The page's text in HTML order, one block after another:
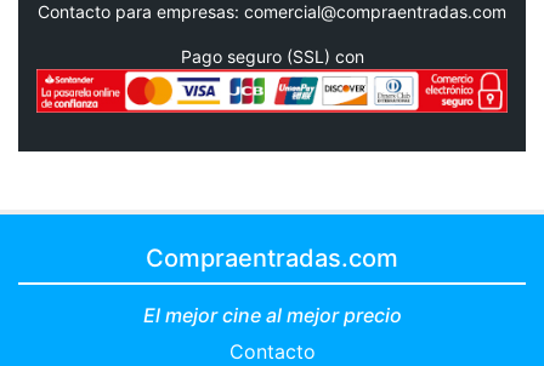
Contacto para empresas: comercial@compraentradas.com
Pago seguro (SSL) con
Compraentradas.com
El mejor cine al mejor precio
Contacto